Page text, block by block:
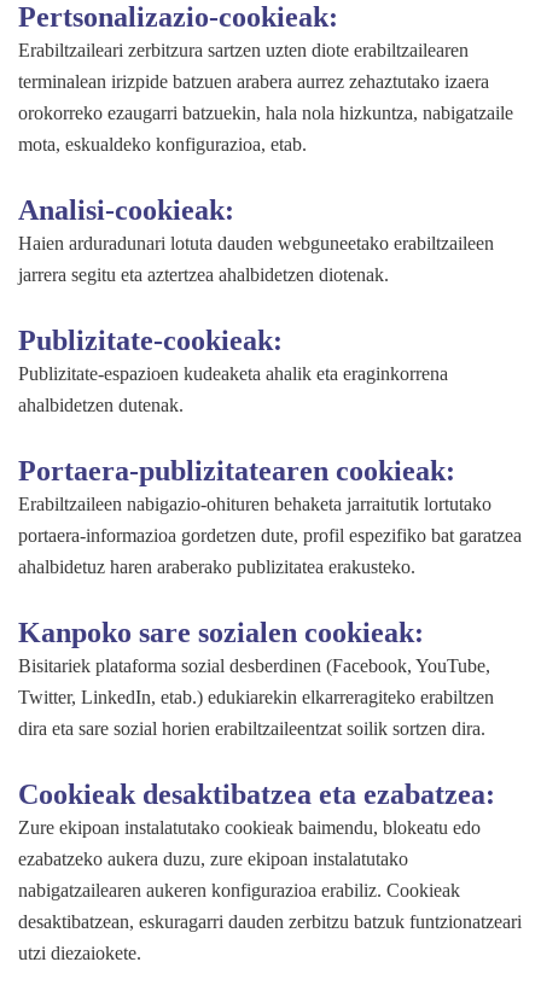
Pertsonalizazio-cookieak:
Erabiltzaileari zerbitzura sartzen uzten diote erabiltzailearen
terminalean irizpide batzuen arabera aurrez zehaztutako izaera
orokorreko ezaugarri batzuekin, hala nola hizkuntza, nabigatzaile
mota, eskualdeko konfigurazioa, etab.
Analisi-cookieak:
Haien arduradunari lotuta dauden webguneetako erabiltzaileen
jarrera segitu eta aztertzea ahalbidetzen diotenak.
Publizitate-cookieak:
Publizitate-espazioen kudeaketa ahalik eta eraginkorrena
ahalbidetzen dutenak.
Portaera-publizitatearen cookieak:
Erabiltzaileen nabigazio-ohituren behaketa jarraitutik lortutako
portaera-informazioa gordetzen dute, profil espezifiko bat garatzea
ahalbidetuz haren araberako publizitatea erakusteko.
Kanpoko sare sozialen cookieak:
Bisitariek plataforma sozial desberdinen (Facebook, YouTube,
Twitter, LinkedIn, etab.) edukiarekin elkarreragiteko erabiltzen
dira eta sare sozial horien erabiltzaileentzat soilik sortzen dira.
Cookieak desaktibatzea eta ezabatzea:
Zure ekipoan instalatutako cookieak baimendu, blokeatu edo
ezabatzeko aukera duzu, zure ekipoan instalatutako
nabigatzailearen aukeren konfigurazioa erabiliz. Cookieak
desaktibatzean, eskuragarri dauden zerbitzu batzuk funtzionatzeari
utzi diezaiokete.